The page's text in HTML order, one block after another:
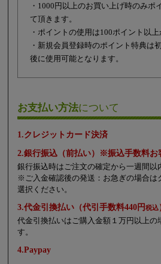
・1000円以上のお買い上げ時のみポ
て頂きます。
・ポイントの使用は100ポイント以上
・新規会員登録時のポイント特典は
後に使用可能となります。
お支払い方法について
1.クレジットカード決済
2.銀行振込（前払い）※振込手数料お
銀行振込時はご注文の確定から一週間以
※ご入金確認後の発送：お急ぎの場合は
選択ください。
3.代金引換払い（代引手数料440円税込
代金引換払いはご購入金額１万円以上の
す。
4.Paypay